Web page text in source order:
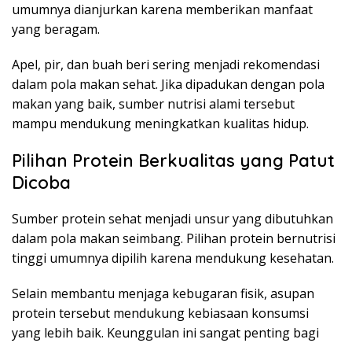
umumnya dianjurkan karena memberikan manfaat
yang beragam.
Apel, pir, dan buah beri sering menjadi rekomendasi
dalam pola makan sehat. Jika dipadukan dengan pola
makan yang baik, sumber nutrisi alami tersebut
mampu mendukung meningkatkan kualitas hidup.
Pilihan Protein Berkualitas yang Patut
Dicoba
Sumber protein sehat menjadi unsur yang dibutuhkan
dalam pola makan seimbang. Pilihan protein bernutrisi
tinggi umumnya dipilih karena mendukung kesehatan.
Selain membantu menjaga kebugaran fisik, asupan
protein tersebut mendukung kebiasaan konsumsi
yang lebih baik. Keunggulan ini sangat penting bagi